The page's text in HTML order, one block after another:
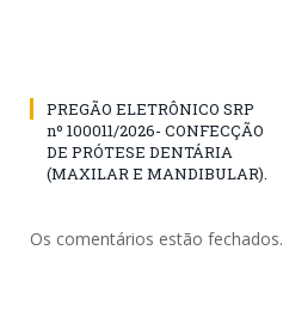
PREGÃO ELETRÔNICO SRP
nº 100011/2026- CONFECÇÃO
DE PRÓTESE DENTÁRIA
(MAXILAR E MANDIBULAR).
Os comentários estão fechados.